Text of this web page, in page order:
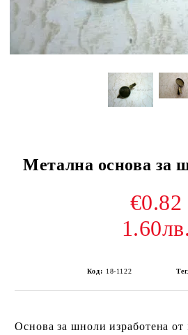
Метална основа за
€0.82
1.60лв.
Код: 18-1122
Основа за шноли изработена от